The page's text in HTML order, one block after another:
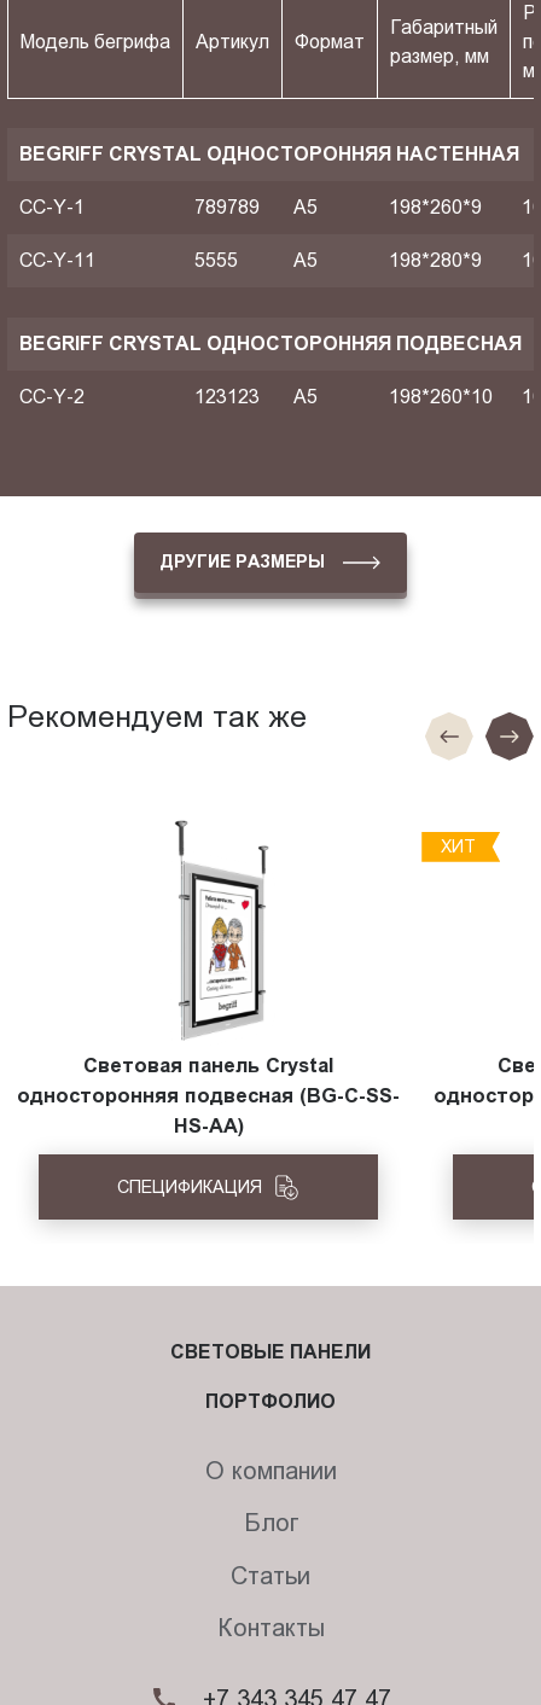
Модель бегрифа Артикул Формат
Габаритный
размер, мм
BEGRIFF CRYSTAL ОДНОСТОРОННЯЯ НАСТЕННАЯ
CC-Y-1 789789 A5 198*260*9
CC-Y-11 5555 A5 198*280*9
BEGRIFF CRYSTAL ОДНОСТОРОННЯЯ ПОДВЕСНАЯ
CC-Y-2 123123 A5 198*260*10
ДРУГИЕ РАЗМЕРЫ
Рекомендуем так же
Световая панель Crystal
односторонняя подвесная (BG-C-SS-
HS-AА)
СПЕЦИФИКАЦИЯ
ХИТ
СВЕТОВЫЕ ПАНЕЛИ
ПОРТФОЛИО
О компании
Блог
Статьи
Контакты
+7 343 345 47 47